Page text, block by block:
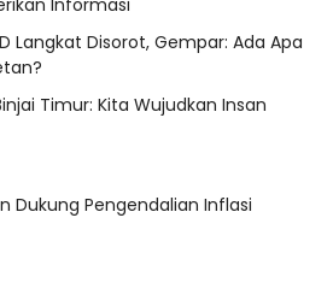
Informasi
Langkat Disorot, Gempar: Ada Apa
Timur: Kita Wujudkan Insan
Dukung Pengendalian Inflasi